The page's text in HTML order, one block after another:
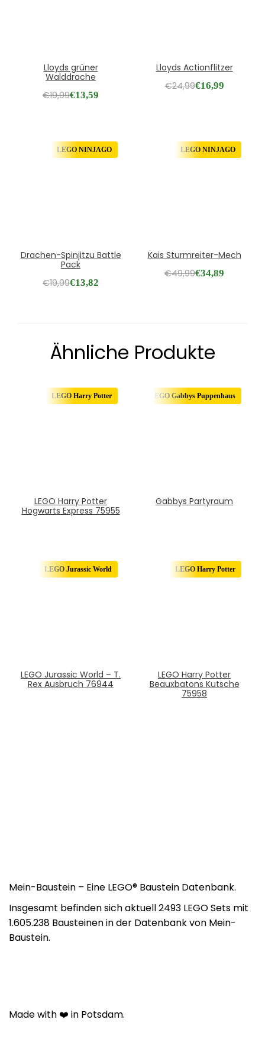
Lloyds grüner
Walddrache
€19,99€13,59
Lloyds Actionflitzer
€24,99€16,99
LEGO NINJAGO
Drachen-Spinjitzu Battle
Pack
€19,99€13,82
LEGO NINJAGO
Kais Sturmreiter-Mech
€49,99€34,89
Ähnliche Produkte
LEGO Harry Potter
LEGO Harry Potter
Hogwarts Express 75955
LEGO Gabbys Puppenhaus
Gabbys Partyraum
LEGO Jurassic World
LEGO Jurassic World – T.
Rex Ausbruch 76944
LEGO Harry Potter
LEGO Harry Potter
Beauxbatons Kutsche
75958
Mein-Baustein – Eine LEGO® Baustein Datenbank.
Insgesamt befinden sich aktuell 2493 LEGO Sets mit
1.605.238 Bausteinen in der Datenbank von Mein-
Baustein.
Made with ❤️ in Potsdam.